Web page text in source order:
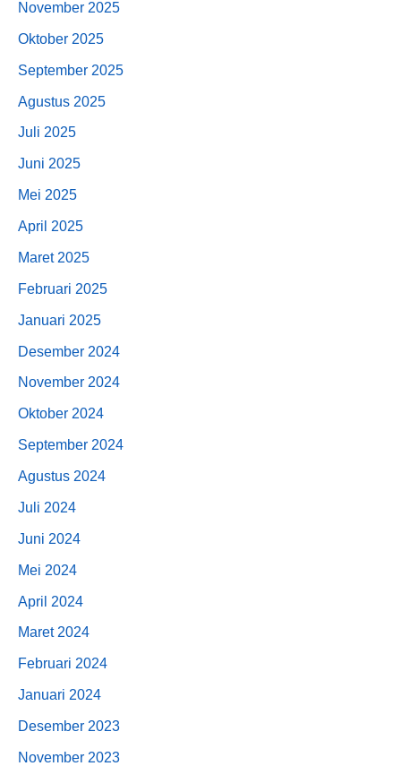
November 2025
Oktober 2025
September 2025
Agustus 2025
Juli 2025
Juni 2025
Mei 2025
April 2025
Maret 2025
Februari 2025
Januari 2025
Desember 2024
November 2024
Oktober 2024
September 2024
Agustus 2024
Juli 2024
Juni 2024
Mei 2024
April 2024
Maret 2024
Februari 2024
Januari 2024
Desember 2023
November 2023